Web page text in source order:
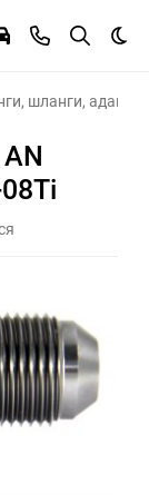
шланги,